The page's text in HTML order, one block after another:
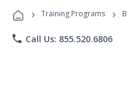
› Training Programs ›
phone Call Us: 855.520.6806